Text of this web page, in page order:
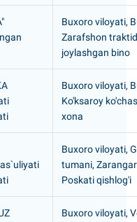
Buxoro viloyati,
Zarafshon
joylashgan bino
Buxoro viloyati,
Ko'ksaroy
xona
Buxoro viloyati,
tumani,
Poskati qishlog'i
Buxoro viloyati,